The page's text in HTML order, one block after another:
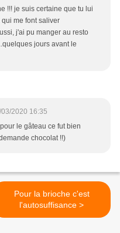
!!! je suis certaine que tu lui
me font saliver
j'ai pu manger au resto
jours avant le
2020 16:35
le gâteau ce fut bien
chocolat !!)
Pour la brioche c'est
l'autosuffisance >